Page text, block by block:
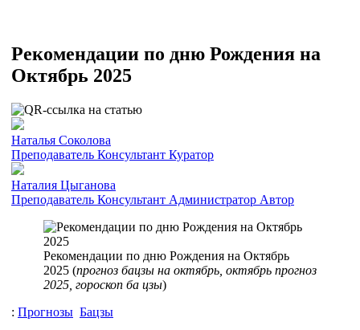
Рекомендации по дню Рождения на
Октябрь 2025
Наталья Соколова
Преподаватель Консультант Куратор
Наталия Цыганова
Преподаватель Консультант Администратор Автор
Рекомендации по дню Рождения на Октябрь
2025 (прогноз бацзы на октябрь, октябрь прогноз
2025, гороскоп ба цзы)
: Прогнозы Бацзы